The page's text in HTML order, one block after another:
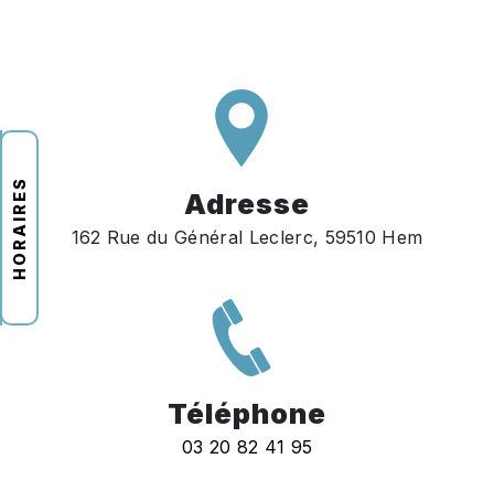
HORAIRES Adresse
162 Rue du Général Leclerc, 59510 Hem
Téléphone
03 20 82 41 95